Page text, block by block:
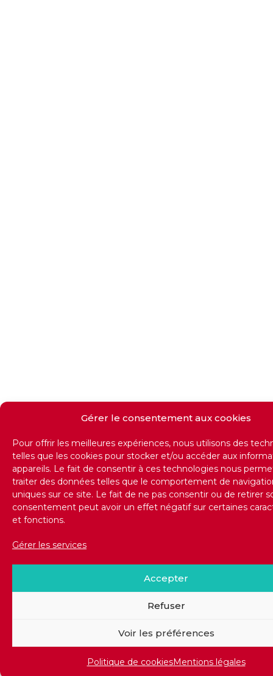
Gérer le consentement aux cookies
Pour offrir les meilleures expériences, nous utilisons des
telles que les cookies pour stocker et/ou accéder aux
appareils. Le fait de consentir à ces technologies nous
traiter des données telles que le comportement de
uniques sur ce site. Le fait de ne pas consentir ou de retirer
consentement peut avoir un effet négatif sur certaines
et fonctions.
Gérer les services
Accepter
Refuser
Voir les préférences
Politique de cookiesMentions légales